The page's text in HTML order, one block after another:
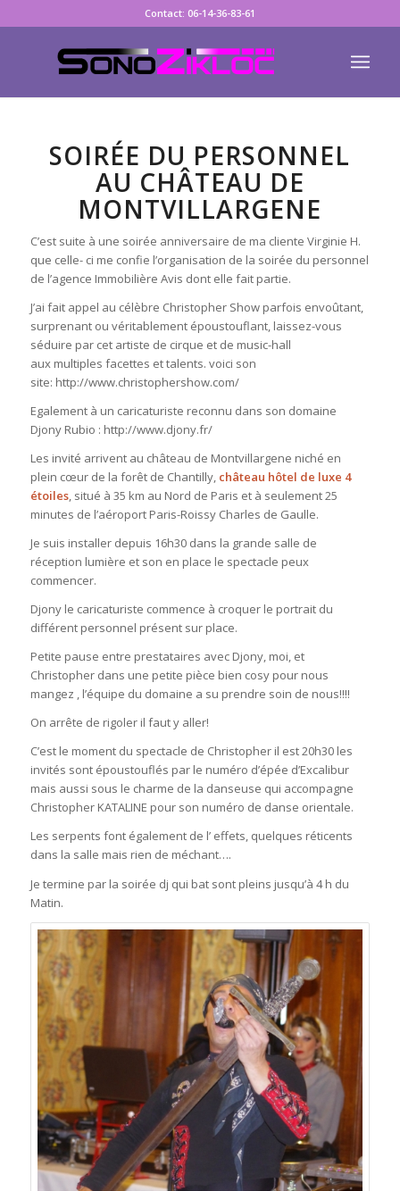
Contact: 06-14-36-83-61
SOIRÉE DU PERSONNEL
AU CHÂTEAU DE
MONTVILLARGENE
C’est suite à une soirée anniversaire de ma cliente Virginie H.
que celle- ci me confie l’organisation de la soirée du personnel
de l’agence Immobilière Avis dont elle fait partie.
J’ai fait appel au célèbre Christopher Show parfois envoûtant,
surprenant ou véritablement époustouflant, laissez-vous
séduire par cet artiste de cirque et de music-hall
aux multiples facettes et talents. voici son
site: http://www.christophershow.com/
Egalement à un caricaturiste reconnu dans son domaine
Djony Rubio : http://www.djony.fr/
Les invité arrivent au château de Montvillargene niché en
plein cœur de la forêt de Chantilly, château hôtel de luxe 4
étoiles, situé à 35 km au Nord de Paris et à seulement 25
minutes de l’aéroport Paris-Roissy Charles de Gaulle.
Je suis installer depuis 16h30 dans la grande salle de
réception lumière et son en place le spectacle peux
commencer.
Djony le caricaturiste commence à croquer le portrait du
différent personnel présent sur place.
Petite pause entre prestataires avec Djony, moi, et
Christopher dans une petite pièce bien cosy pour nous
mangez , l’équipe du domaine a su prendre soin de nous!!!!
On arrête de rigoler il faut y aller!
C’est le moment du spectacle de Christopher il est 20h30 les
invités sont époustouflés par le numéro d’épée d’Excalibur
mais aussi sous le charme de la danseuse qui accompagne
Christopher KATALINE pour son numéro de danse orientale.
Les serpents font également de l’ effets, quelques réticents
dans la salle mais rien de méchant….
Je termine par la soirée dj qui bat sont pleins jusqu’à 4 h du
Matin.